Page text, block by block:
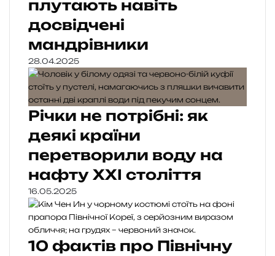
плутають навіть
досвідчені
мандрівники
28.04.2025
Річки не потрібні: як
деякі країни
перетворили воду на
нафту XXI століття
16.05.2025
10 фактів про Північну